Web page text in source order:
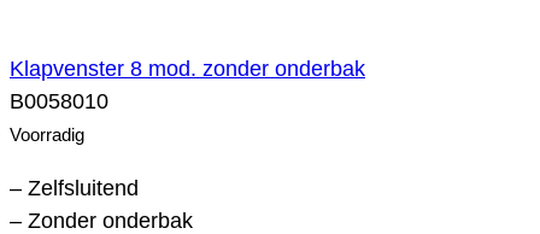
Klapvenster 8 mod. zonder onderbak
B0058010
Voorradig
– Zelfsluitend
– Zonder onderbak